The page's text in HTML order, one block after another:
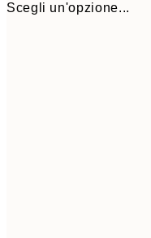
Scegli un'opzione...